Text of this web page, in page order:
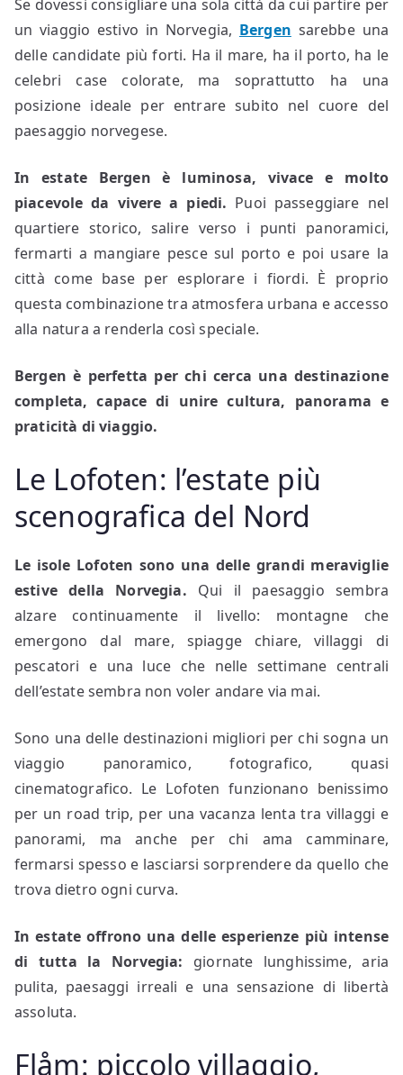
Se dovessi consigliare una sola città da cui partire per
un viaggio estivo in Norvegia, Bergen sarebbe una
delle candidate più forti. Ha il mare, ha il porto, ha le
celebri case colorate, ma soprattutto ha una
posizione ideale per entrare subito nel cuore del
paesaggio norvegese.
In estate Bergen è luminosa, vivace e molto
piacevole da vivere a piedi. Puoi passeggiare nel
quartiere storico, salire verso i punti panoramici,
fermarti a mangiare pesce sul porto e poi usare la
città come base per esplorare i fiordi. È proprio
questa combinazione tra atmosfera urbana e accesso
alla natura a renderla così speciale.
Bergen è perfetta per chi cerca una destinazione
completa, capace di unire cultura, panorama e
praticità di viaggio.
Le Lofoten: l’estate più
scenografica del Nord
Le isole Lofoten sono una delle grandi meraviglie
estive della Norvegia. Qui il paesaggio sembra
alzare continuamente il livello: montagne che
emergono dal mare, spiagge chiare, villaggi di
pescatori e una luce che nelle settimane centrali
dell’estate sembra non voler andare via mai.
Sono una delle destinazioni migliori per chi sogna un
viaggio panoramico, fotografico, quasi
cinematografico. Le Lofoten funzionano benissimo
per un road trip, per una vacanza lenta tra villaggi e
panorami, ma anche per chi ama camminare,
fermarsi spesso e lasciarsi sorprendere da quello che
trova dietro ogni curva.
In estate offrono una delle esperienze più intense
di tutta la Norvegia: giornate lunghissime, aria
pulita, paesaggi irreali e una sensazione di libertà
assoluta.
Flåm: piccolo villaggio,